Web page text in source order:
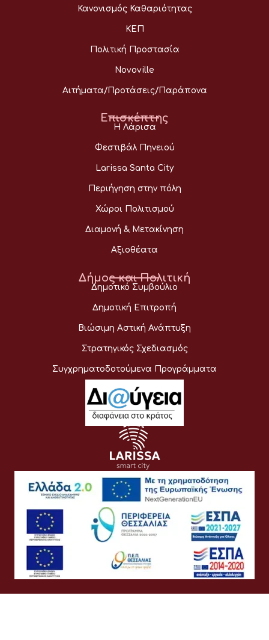
Κανονισμός Καθαριότητας
ΚΕΠ
Πολιτική Προστασία
Novoville
Αιτήματα/Προτάσεις/Παράπονα
Επισκέπτης
Η Λάρισα
Φεστιβάλ Πηνειού
Larissa Santa City
Περιήγηση στην πόλη
Χώροι Πολιτισμού
Διαμονή & Μετακίνηση
Αξιοθέατα
Δήμος και Πολιτική
Δημοτικό Συμβούλιο
Δημοτική Επιτροπή
Βιώσιμη Αστική Ανάπτυξη
Στρατηγικός Σχεδιασμός
Συγχρηματοδοτούμενα Προγράμματα